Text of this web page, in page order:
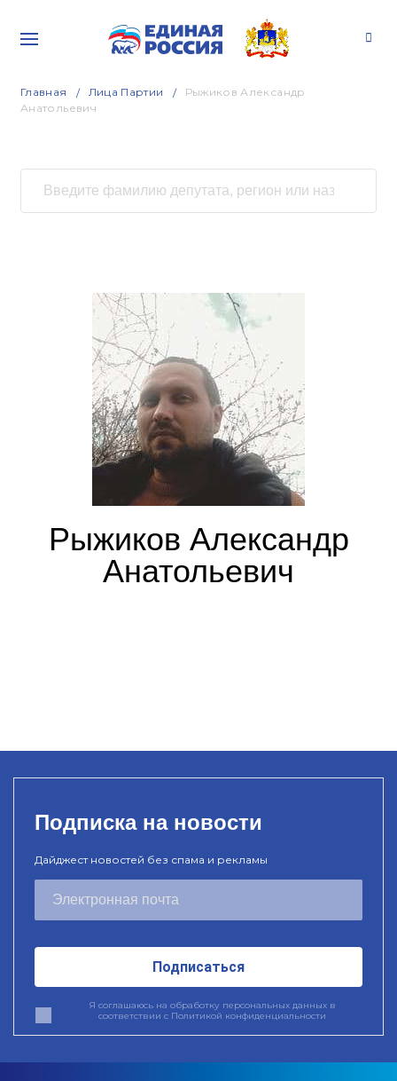
Главная Лица Партии
Рыжиков Александр
Анатольевич
Рыжиков Александр
Анатольевич
Подписка на новости
Дайджест новостей без спама и рекламы
Подписаться
Я соглашаюсь на обработку персональных данных в
соответствии с Политикой конфиденциальности